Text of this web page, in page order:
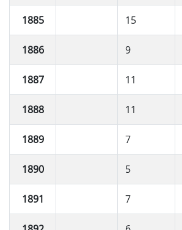
1885 15
1886 9
1887 11
1888 11
1889 7
1890 5
1891 7